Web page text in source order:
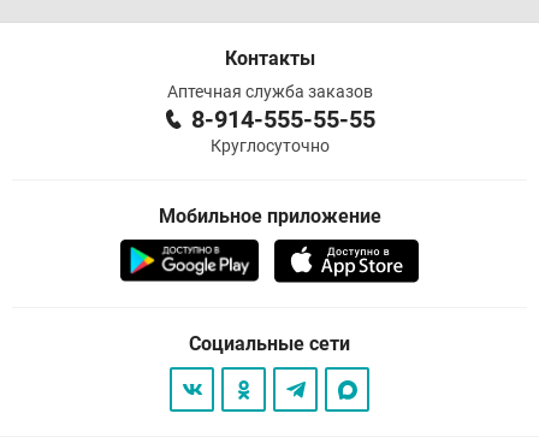
Контакты
Аптечная служба заказов
8-914-555-55-55
Круглосуточно
Мобильное приложение
Социальные сети